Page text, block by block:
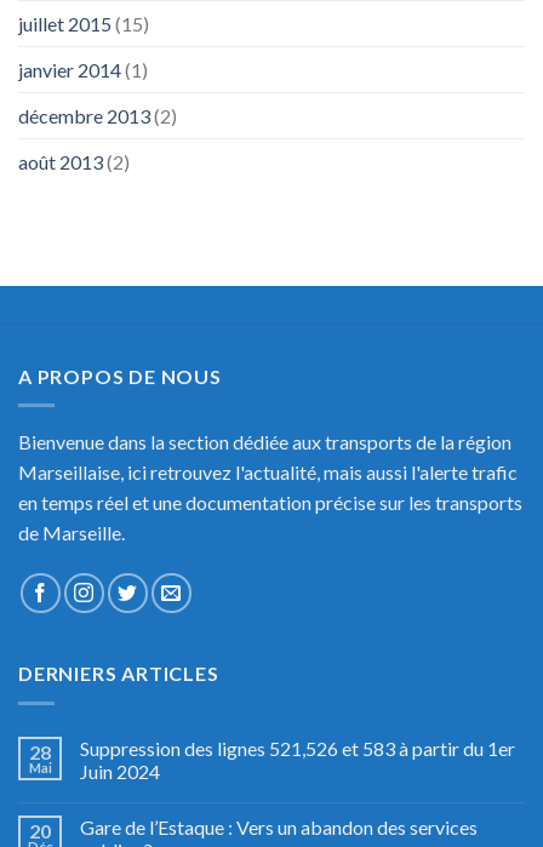
juillet 2015 (15)
janvier 2014(1)
décembre 2013(2)
août 2013(2)
A PROPOS DE NOUS
Bienvenue dans la section dédiée aux transports de la région
Marseillaise, ici retrouvez l'actualité, mais aussi l'alerte trafic
en temps réel et une documentation précise sur les transports
de Marseille.
DERNIERS ARTICLES
28
Mai
Suppression des lignes 521,526 et 583 à partir du 1er
Juin 2024
20
Gare de l’Estaque : Vers un abandon des services